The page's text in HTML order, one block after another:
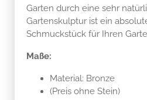
Garten durch eine sehr
Gartenskulptur ist ein
Schmuckstück für Ihren
Maße:
Material: Bronze
(Preis ohne Stein)